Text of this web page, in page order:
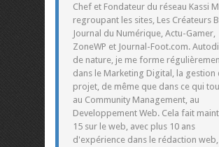
Chef et Fondateur du réseau Kassi
regroupant les sites, Les Créateurs
Journal du Numérique, Actu-Gamer,
ZoneWP et Journal-Foot.com.
de nature, je me forme
dans le Marketing Digital, la gestion
projet, de même que dans ce qui
au Community Management, au
Developpement Web. Cela fait
15 sur le web, avec plus 10 ans
d'expérience dans le rédaction web,